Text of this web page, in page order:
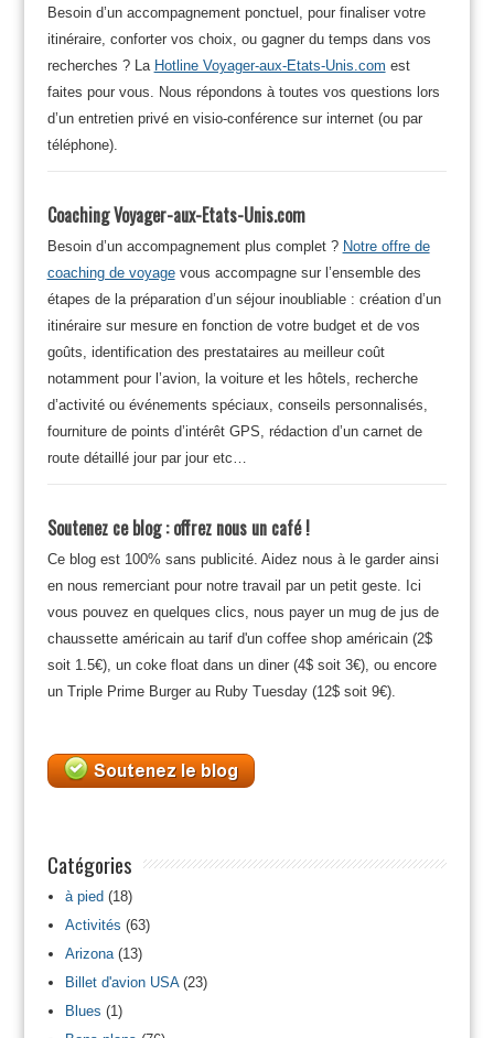
Besoin d’un accompagnement ponctuel, pour finaliser votre
itinéraire, conforter vos choix, ou gagner du temps dans vos
recherches ? La Hotline Voyager-aux-Etats-Unis.com est
faites pour vous. Nous répondons à toutes vos questions lors
d’un entretien privé en visio-conférence sur internet (ou par
téléphone).
Coaching Voyager-aux-Etats-Unis.com
Besoin d’un accompagnement plus complet ? Notre offre de
coaching de voyagevous accompagne sur l’ensemble des
étapes de la préparation d’un séjour inoubliable : création d’un
itinéraire sur mesure en fonction de votre budget et de vos
goûts, identification des prestataires au meilleur coût
notamment pour l’avion, la voiture et les hôtels, recherche
d’activité ou événements spéciaux, conseils personnalisés,
fourniture de points d’intérêt GPS, rédaction d’un carnet de
route détaillé jour par jour etc…
Soutenez ce blog : offrez nous un café !
Ce blog est 100% sans publicité. Aidez nous à le garder ainsi
en nous remerciant pour notre travail par un petit geste. Ici
vous pouvez en quelques clics, nous payer un mug de jus de
chaussette américain au tarif d'un coffee shop américain (2$
soit 1.5€), un coke float dans un diner (4$ soit 3€), ou encore
un Triple Prime Burger au Ruby Tuesday (12$ soit 9€).
Catégories
à pied(18)
Activités (63)
Arizona(13)
Billet d'avion USA(23)
Blues (1)